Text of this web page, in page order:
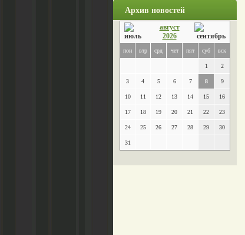
Архив новостей
август
2026
пон втр срд чет пят суб вск
1 2
3 4 5 6 7 8 9
10 11 12 13 14 15 16
17 18 19 20 21 22 23
24 25 26 27 28 29 30
31